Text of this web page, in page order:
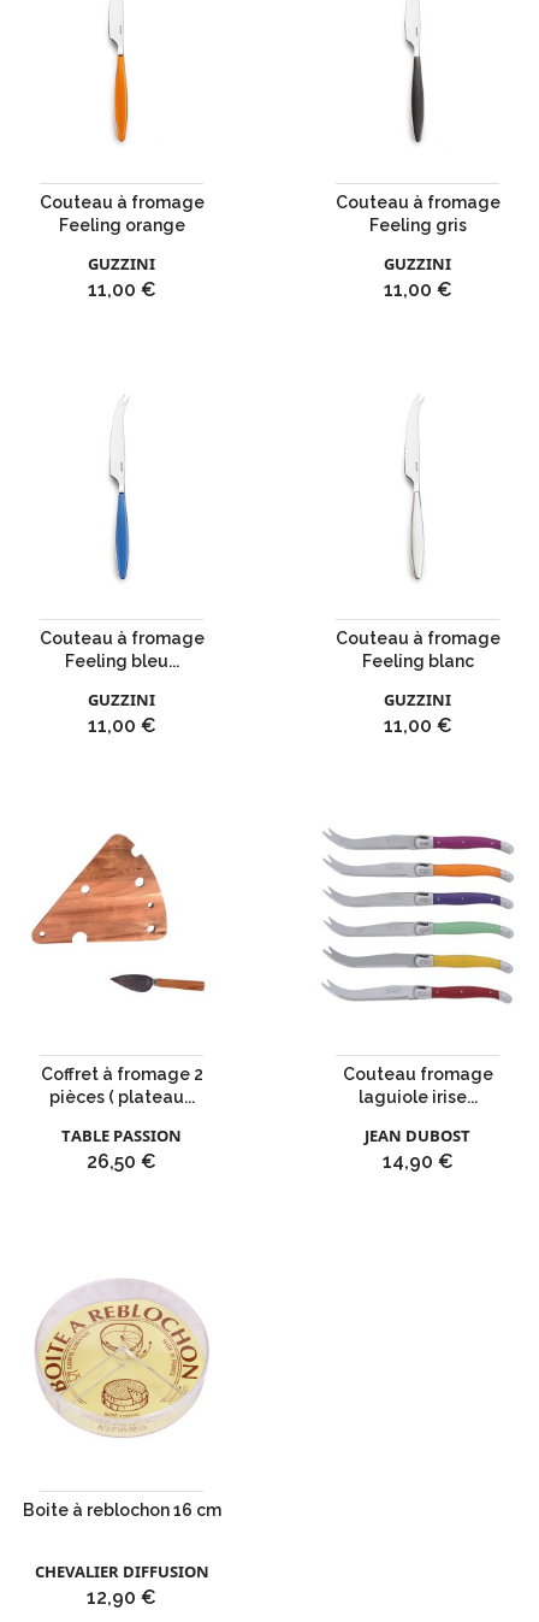
Couteau à fromage
Feeling orange
GUZZINI
Prix
11,00 €
Couteau à fromage
Feeling gris
GUZZINI
Prix
11,00 €
Couteau à fromage
Feeling bleu...
GUZZINI
Prix
11,00 €
Couteau à fromage
Feeling blanc
GUZZINI
Prix
11,00 €
Coffret à fromage 2
pièces ( plateau...
TABLE PASSION
Prix
26,50 €
Couteau fromage
laguiole irise...
JEAN DUBOST
Prix
14,90 €
Boite à reblochon 16 cm
CHEVALIER DIFFUSION
Prix
12,90 €